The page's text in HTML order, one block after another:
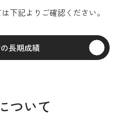
下記よりご確認ください。
長期成績
ついて